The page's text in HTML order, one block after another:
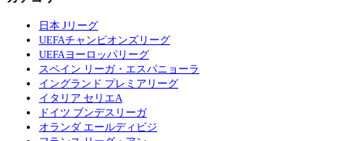
日本 Jリーグ
UEFAチャンピオンズリーグ
UEFAヨーロッパリーグ
スペイン リーガ・エスパニョーラ
イングランド プレミアリーグ
イタリア セリエA
ドイツ ブンデスリーガ
オランダ エールディビジ